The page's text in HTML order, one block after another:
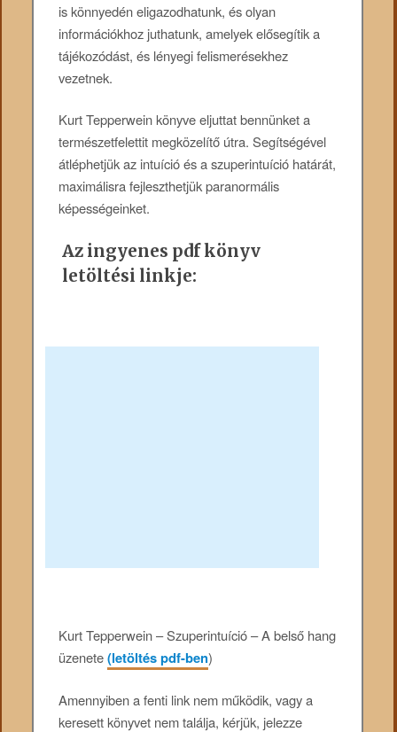
is könnyedén eligazodhatunk, és olyan
információkhoz juthatunk, amelyek elősegítik a
tájékozódást, és lényegi felismerésekhez
vezetnek.
Kurt Tepperwein könyve eljuttat bennünket a
természetfelettit megközelítő útra. Segítségével
átléphetjük az intuíció és a szuperintuíció határát,
maximálisra fejleszthetjük paranormális
képességeinket.
Az ingyenes pdf könyv
letöltési linkje:
Kurt Tepperwein – Szuperintuíció – A belső hang
üzenete(letöltés pdf-ben)
Amennyiben a fenti link nem működik, vagy a
keresett könyvet nem találja, kérjük, jelezze